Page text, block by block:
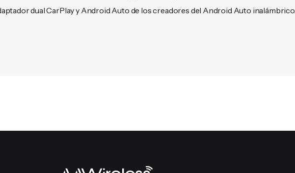
dual CarPlay y Android Auto de los creadores del Android Auto inalámbrico.